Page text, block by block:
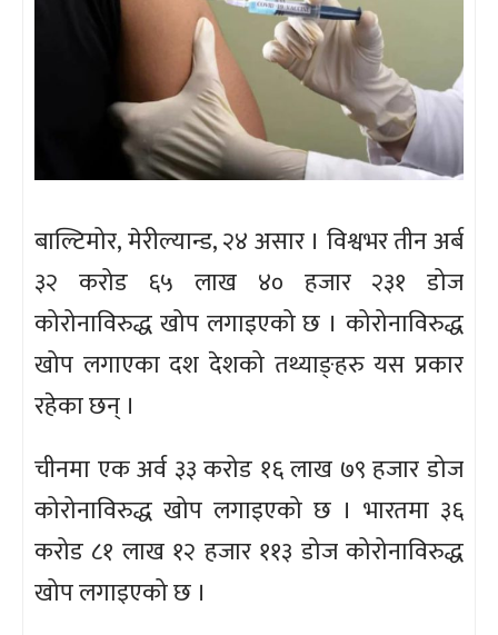
बाल्टिमोर, मेरील्यान्ड, २४ असार । विश्वभर तीन अर्ब
३२ करोड ६५ लाख ४० हजार २३१ डोज
कोरोनाविरुद्ध खोप लगाइएको छ । कोरोनाविरुद्ध
खोप लगाएका दश देशको तथ्याङ्हरु यस प्रकार
रहेका छन् ।
चीनमा एक अर्व ३३ करोड १६ लाख ७९ हजार डोज
कोरोनाविरुद्ध खोप लगाइएको छ । भारतमा ३६
करोड ८१ लाख १२ हजार ११३ डोज कोरोनाविरुद्ध
खोप लगाइएको छ ।